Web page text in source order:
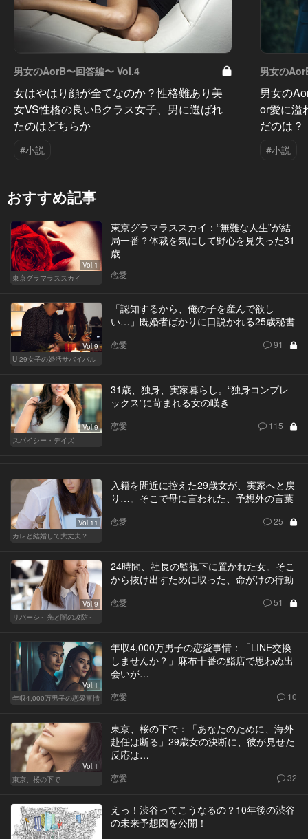
男女のAorB〜回答編〜 Vol.4
女はやはり顔が全てなのか？性格難あり美
女VS性格の良いBクラス女子、男に選ばれ
たのはどちらか
#小説
男女の
男女の
or愛に溢
だのは？
#小説
おすすめ記事
Vol.1
東京グラマラススカイ
東京グラマラススカイ：“無難な人生”が結
局一番？体裁を気にして野心を見失った31
歳
恋愛
Vol.9
U-29女子の婚活サバイバル
「認知するから、俺の子を産んで欲し
い…」既婚者ばかりに口説かれる25歳秘書
恋愛 91
Vol.9
スパイシー・デイズ
31歳、独身、実家暮らし。“独身コンプレ
ックス”に苛まれる女の嘆き
恋愛 115
Vol.11
カレと結婚して大丈夫？
入籍を間近に控えた29歳女が、実家へと戻
り…。そこで母に言われた、予想外の言葉
恋愛 25
Vol.9
リバーシ～光と闇の攻防～
24時間、社長の監視下に置かれた女。そこ
から抜け出すために取った、命がけの行動
恋愛 51
Vol.1
年収4,000万男子の恋愛事情
年収4,000万男子の恋愛事情：「LINE交換
しませんか？」麻布十番の鮨店で思わぬ出
会いが…
恋愛 10
Vol.1
東京、桜の下で
東京、桜の下で：「あなたのために、海外
赴任は断る」29歳女の決断に、彼が見せた
反応は…
恋愛 32
えっ！渋谷ってこうなるの？10年後の渋谷
の未来予想図を公開！